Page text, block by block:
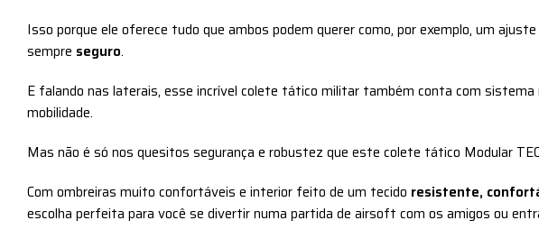
Isso porque ele oferece tudo que ambos podem querer como, por exemplo, um ajuste
sempre seguro.
E falando nas laterais, esse incrível colete tático militar também conta com
mobilidade.
Mas não é só nos quesitos segurança e robustez que este colete tático Modular
Com ombreiras muito confortáveis e interior feito de um tecido resistente,
escolha perfeita para você se divertir numa partida de airsoft com os amigos ou